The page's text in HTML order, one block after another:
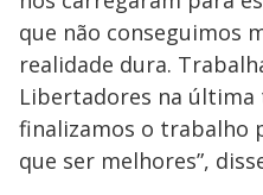
que não conseguimos
realidade dura.
Libertadores na última
finalizamos o trabalho
que ser melhores”,